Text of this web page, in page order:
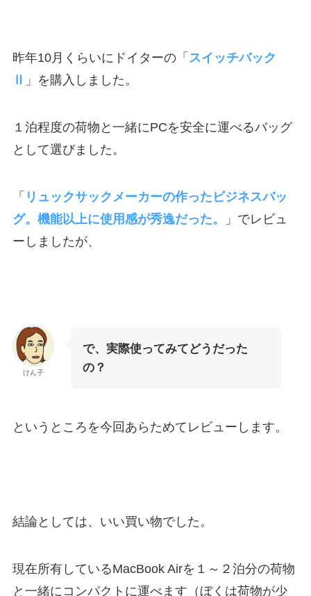
昨年10月くらいにドイターの「 スイッチバック
」を購入しました。
１泊程度の荷物と一緒にPCを安全に運べるバッグ
として選びました。
「 リュックサックメーカーの作ったビジネスバッ
グ。機能以上に使用感が秀逸だった。
」でレビュ
ーしましたが、
けん子
で、実際使ってみてどうだった
の？
というところを今回あらためてレビューします。
結論としては、いい買い物でした。
現在所有しているMacBook Airを１～２泊分の荷物
と一緒にコンパクトに運べます（ぼくは荷物が少